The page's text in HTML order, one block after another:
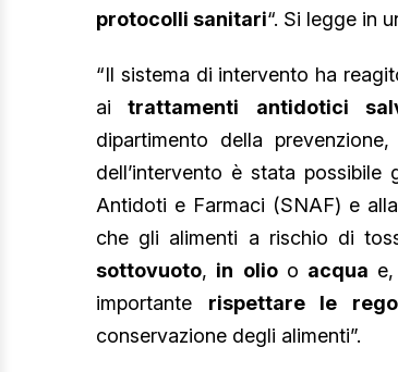
protocolli sanitari“. Si legge in
“Il sistema di intervento ha
aitrattamenti antidotici
dipartimento della
dell’intervento è stata
Antidoti e Farmaci (SNAF) e
che gli alimenti a rischio di
sottovuoto, in olioo acqua
importante rispettare le
conservazione degli alimenti”.